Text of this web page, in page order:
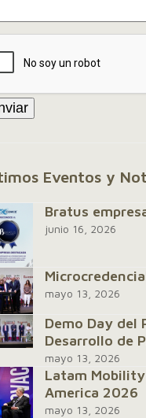
Eventos y
Bratus
junio 16, 2026
mayo 13, 2026
Demo Day del
Desarrollo de
mayo 13, 2026
Latam
America 2026
mayo 13, 2026